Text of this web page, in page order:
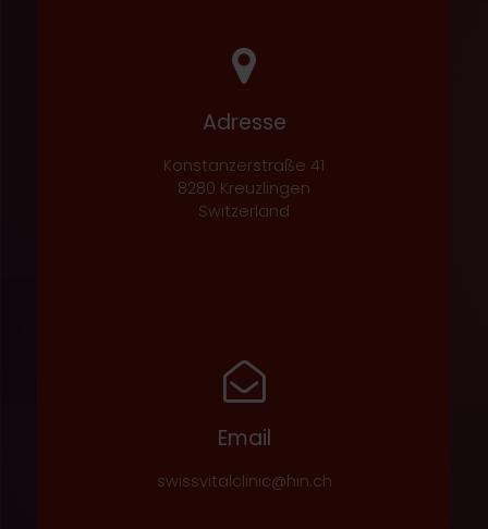
Adresse
Konstanzerstraße 41
8280 Kreuzlingen
Switzerland
Email
swissvitalclinic@hin.ch